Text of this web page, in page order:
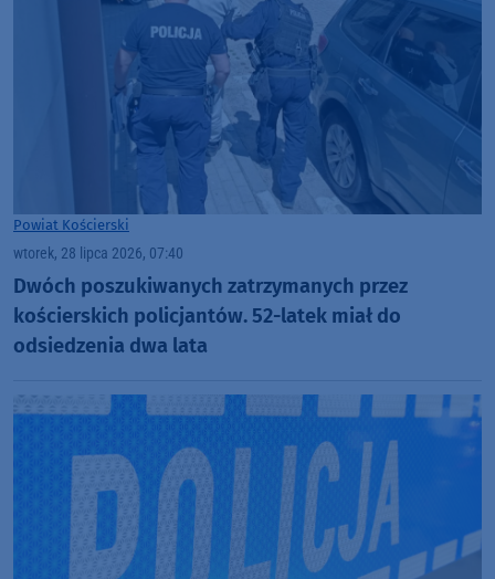
Powiat Kościerski
wtorek, 28 lipca 2026, 07:40
Dwóch poszukiwanych zatrzymanych przez
kościerskich policjantów. 52-latek miał do
odsiedzenia dwa lata